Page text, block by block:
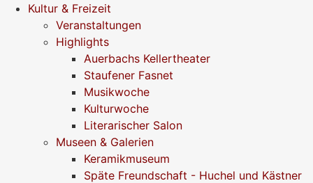
Kultur & Freizeit
Veranstaltungen
Highlights
Auerbachs Kellertheater
Staufener Fasnet
Musikwoche
Kulturwoche
Literarischer Salon
Museen & Galerien
Keramikmuseum
Späte Freundschaft - Huchel und Kästner